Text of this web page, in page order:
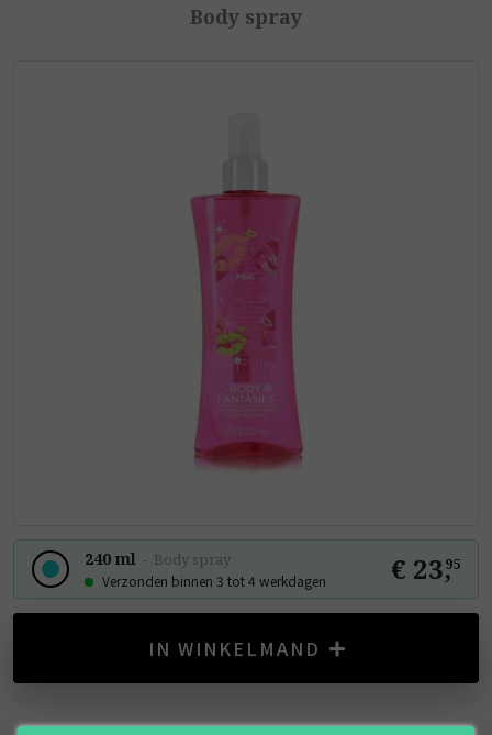
Body spray
240 ml - Body spray
Verzonden binnen 3 tot 4 werkdagen € 23,
95
IN WINKELMAND